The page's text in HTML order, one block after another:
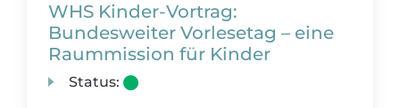
WHS Kinder-Vortrag:
Bundesweiter Vorlesetag – eine
Raummission für Kinder
Status: